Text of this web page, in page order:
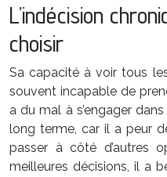
L’indécision
choisir
Sa capacité à voir tous
souvent incapable de
a du mal à s’engager
long terme, car il a peur
passer à côté d’autres
meilleures décisions, il a